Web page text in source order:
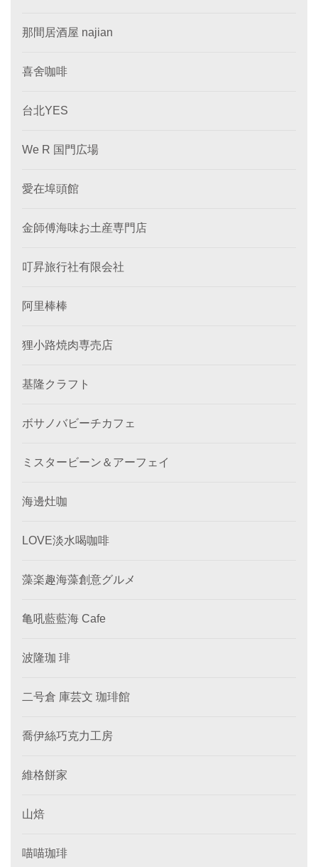
那間居酒屋 najian
喜舍咖啡
台北YES
We R 国門広場
愛在埠頭館
金師傅海味お土産専門店
叮昇旅行社有限会社
阿里棒棒
狸小路焼肉専売店
基隆クラフト
ボサノバビーチカフェ
ミスタービーン＆アーフェイ
海邊灶咖
LOVE淡水喝咖啡
藻楽趣海藻創意グルメ
亀吼藍藍海 Cafe
波隆珈 琲
二号倉 庫芸文 珈琲館
喬伊絲巧克力工房
維格餅家
山焙
喵喵珈琲